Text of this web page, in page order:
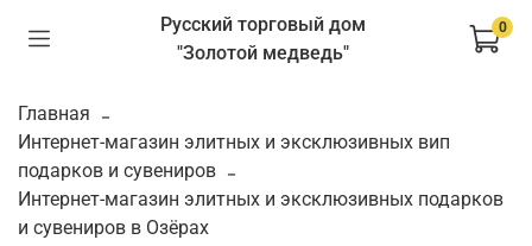
Русский торговый дом
"Золотой медведь"
0
Главная
Интернет-магазин элитных и эксклюзивных вип
подарков и сувениров
Интернет-магазин элитных и эксклюзивных подарков
и сувениров в Озёрах